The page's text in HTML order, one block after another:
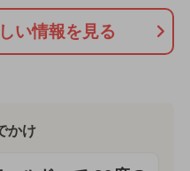
い情報を見る
かけ